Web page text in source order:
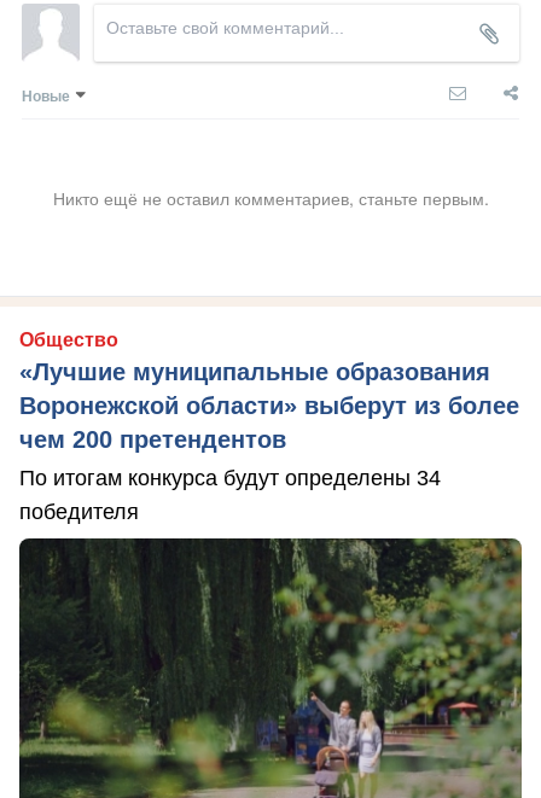
Новые
Никто ещё не оставил комментариев, станьте первым.
Общество
«Лучшие муниципальные образования
Воронежской области» выберут из более
чем 200 претендентов
По итогам конкурса будут определены 34
победителя